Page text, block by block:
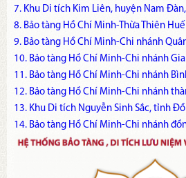
7. Khu Di tích Kim Liên, huyện Nam
8. Bảo tàng Hồ Chí Minh-Thừa Thiên Huế
9. Bảo tàng Hồ Chí Minh-Chi nhánh
10. Bảo tàng Hồ Chí Minh-Chi nhánh Gia
11. Bảo tàng Hồ Chí Minh-Chi nhánh
12. Bảo tàng Hồ Chí Minh-Chi nhánh
13. Khu Di tích Nguyễn Sinh Sắc, tỉnh
14. Bảo tàng Hồ Chí Minh-Chi nhánh